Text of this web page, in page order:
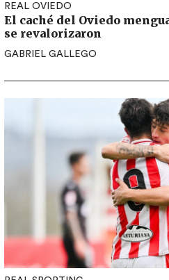
REAL OVIEDO
El caché del Oviedo
se revalorizaron
GABRIEL GALLEGO